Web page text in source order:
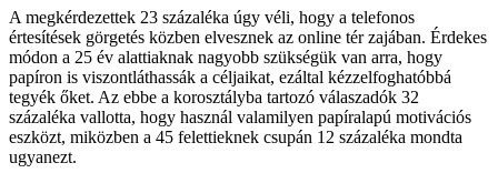
A megkérdezettek 23 százaléka úgy véli, hogy a telefonos
értesítések görgetés közben elvesznek az online tér zajában. Érdekes
módon a 25 év alattiaknak nagyobb szükségük van arra, hogy
papíron is viszontláthassák a céljaikat, ezáltal kézzelfoghatóbbá
tegyék őket. Az ebbe a korosztályba tartozó válaszadók 32
százaléka vallotta, hogy használ valamilyen papíralapú motivációs
eszközt, miközben a 45 felettieknek csupán 12 százaléka mondta
ugyanezt.